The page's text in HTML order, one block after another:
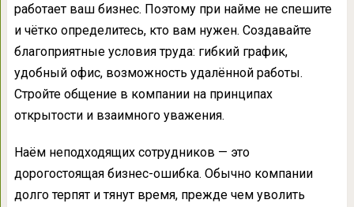
работает ваш бизнес. Поэтому при найме не спешите
и чётко определитесь, кто вам нужен. Создавайте
благоприятные условия труда: гибкий график,
удобный офис, возможность удалённой работы.
Стройте общение в компании на принципах
открытости и взаимного уважения.
Наём неподходящих сотрудников — это
дорогостоящая бизнес-ошибка. Обычно компании
долго терпят и тянут время, прежде чем уволить